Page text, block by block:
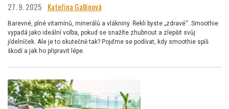
27. 9. 2025 Kateřina Gallinová
Barevné, plné vitamínů, minerálů a vlákniny. Řekli byste „zdravé“. Smoothie
vypadá jako ideální volba, pokud se snažíte zhubnout a zlepšit svůj
jídelníček. Ale je to skutečně tak? Pojďme se podívat, kdy smoothie spíš
škodí a jak ho připravit lépe.